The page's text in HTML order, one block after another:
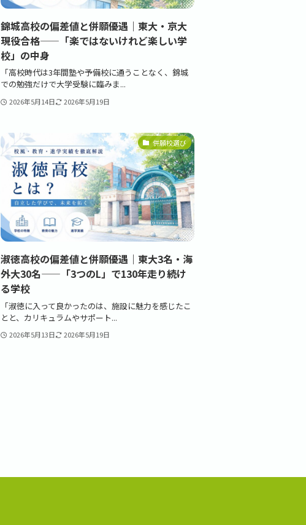
錦城高校の偏差値と併願優遇｜東大・京大
現役合格——「楽ではないけれど楽しい学
校」の中身
「高校時代は3年間塾や予備校に通うことなく、錦城
での勉強だけで大学受験に臨みま...
2026年5月14日 2026年5月19日
併願校選び
淑徳高校の偏差値と併願優遇｜東大3名・海
外大30名——「3つのL」で130年走り続け
る学校
「淑徳に入って良かったのは、施設に魅力を感じたこ
とと、カリキュラムやサポート...
2026年5月13日 2026年5月19日